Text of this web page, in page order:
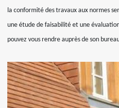
la conformité des travaux aux normes
une étude de faisabilité et une
pouvez vous rendre auprès de son